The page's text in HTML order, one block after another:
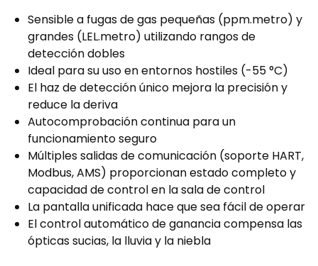
Sensible a fugas de gas pequeñas (ppm.metro) y
grandes (LEL.metro) utilizando rangos de
detección dobles
Ideal para su uso en entornos hostiles (-55 °C)
El haz de detección único mejora la precisión y
reduce la deriva
Autocomprobación continua para un
funcionamiento seguro
Múltiples salidas de comunicación (soporte HART,
Modbus, AMS) proporcionan estado completo y
capacidad de control en la sala de control
La pantalla unificada hace que sea fácil de operar
El control automático de ganancia compensa las
ópticas sucias, la lluvia y la niebla